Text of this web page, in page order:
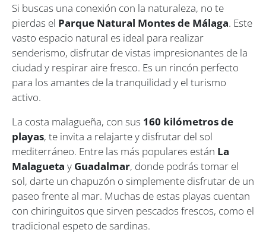
Si buscas una conexión con la naturaleza, no te
pierdas el Parque Natural Montes de Málaga. Este
vasto espacio natural es ideal para realizar
senderismo, disfrutar de vistas impresionantes de la
ciudad y respirar aire fresco. Es un rincón perfecto
para los amantes de la tranquilidad y el turismo
activo.
La costa malagueña, con sus 160 kilómetros de
playas, te invita a relajarte y disfrutar del sol
mediterráneo. Entre las más populares están La
Malagueta y Guadalmar, donde podrás tomar el
sol, darte un chapuzón o simplemente disfrutar de un
paseo frente al mar. Muchas de estas playas cuentan
con chiringuitos que sirven pescados frescos, como el
tradicional espeto de sardinas.